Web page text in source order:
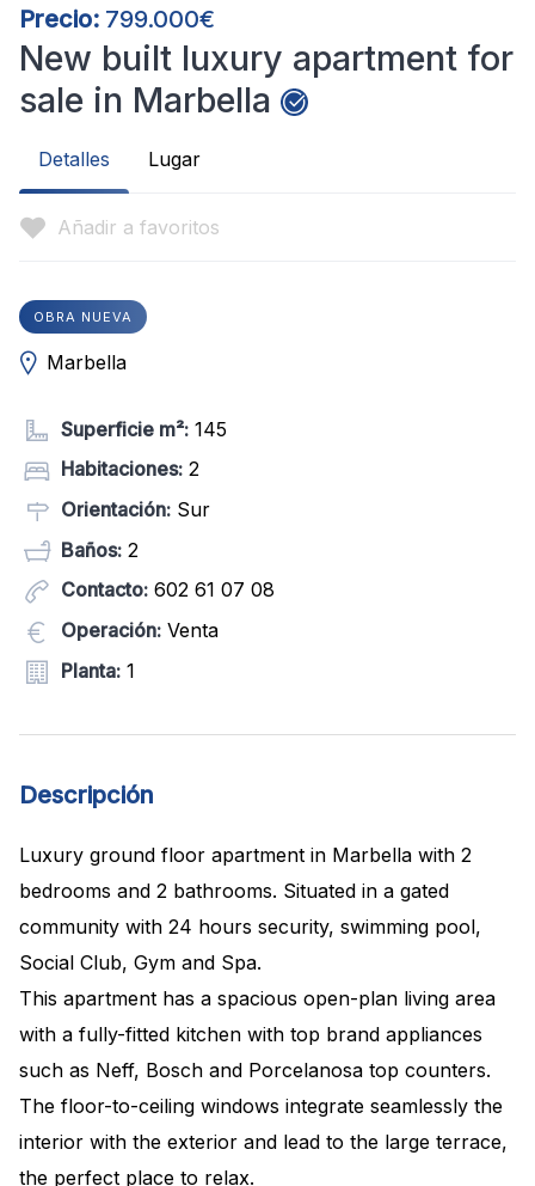
Precio: 799.000€
New built luxury apartment for
sale in Marbella
Detalles Lugar
Añadir a favoritos
OBRA NUEVA
Marbella
Superficie m²: 145
Habitaciones: 2
Orientación: Sur
Baños: 2
Contacto: 602 61 07 08
Operación: Venta
Planta: 1
Descripción
Luxury ground floor apartment in Marbella with 2
bedrooms and 2 bathrooms. Situated in a gated
community with 24 hours security, swimming pool,
Social Club, Gym and Spa.
This apartment has a spacious open-plan living area
with a fully-fitted kitchen with top brand appliances
such as Neff, Bosch and Porcelanosa top counters.
The floor-to-ceiling windows integrate seamlessly the
interior with the exterior and lead to the large terrace,
the perfect place to relax.